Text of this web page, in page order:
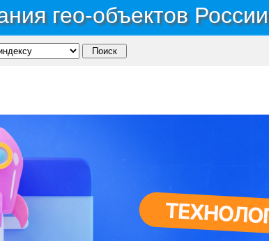
гео-объектов России